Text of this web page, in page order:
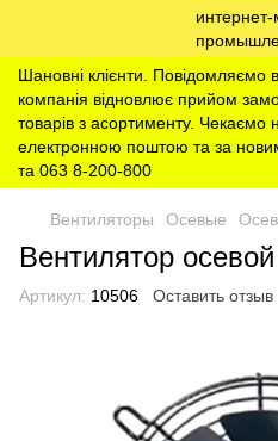
Шановні клієнти.
компанія відновлює прийом
товарів з асортименту. Чекаємо
електронною поштою та за
та 063 8-200-800
Вентиляторы Осевые
Вентилятор
Артикул: 10506 Оставить отзыв